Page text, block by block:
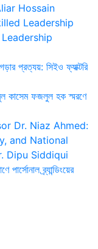
Hossain
Leadership
প্রত্যয়: সিইও ফ্যাক্টরি
কাসেম ফজলুল হক স্মরণে
Dr. Niaz Ahmed:
and National
Dipu Siddiqui
পার্সোনাল ব্র্যান্ডিংয়ের